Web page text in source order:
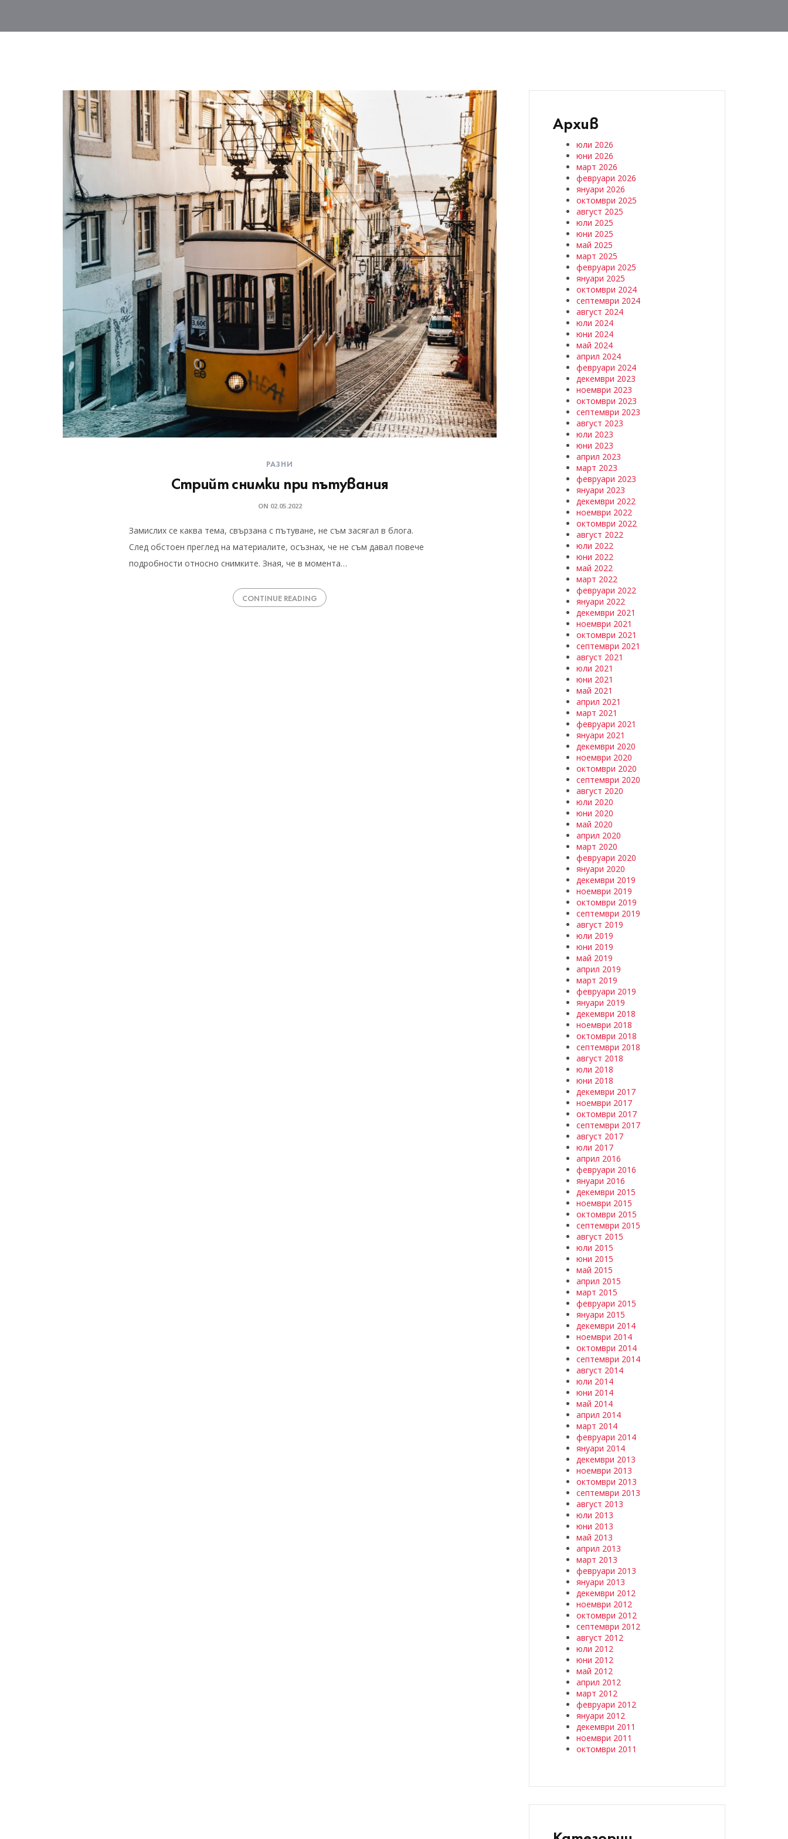
РАЗНИ
Стрийт снимки при пътувания
ON 02.05.2022
Замислих се каква тема, свързана с пътуване, не съм засягал в блога.
След обстоен преглед на материалите, осъзнах, че не съм давал повече
подробности относно снимките. Зная, че в момента…
CONTINUE READING
Архив
юли 2026
юни 2026
март 2026
февруари 2026
януари 2026
октомври 2025
август 2025
юли 2025
юни 2025
май 2025
март 2025
февруари 2025
януари 2025
октомври 2024
септември 2024
август 2024
юли 2024
юни 2024
май 2024
април 2024
февруари 2024
декември 2023
ноември 2023
октомври 2023
септември 2023
август 2023
юли 2023
юни 2023
април 2023
март 2023
февруари 2023
януари 2023
декември 2022
ноември 2022
октомври 2022
август 2022
юли 2022
юни 2022
май 2022
март 2022
февруари 2022
януари 2022
декември 2021
ноември 2021
октомври 2021
септември 2021
август 2021
юли 2021
юни 2021
май 2021
април 2021
март 2021
февруари 2021
януари 2021
декември 2020
ноември 2020
октомври 2020
септември 2020
август 2020
юли 2020
юни 2020
май 2020
април 2020
март 2020
февруари 2020
януари 2020
декември 2019
ноември 2019
октомври 2019
септември 2019
август 2019
юли 2019
юни 2019
май 2019
април 2019
март 2019
февруари 2019
януари 2019
декември 2018
ноември 2018
октомври 2018
септември 2018
август 2018
юли 2018
юни 2018
декември 2017
ноември 2017
октомври 2017
септември 2017
август 2017
юли 2017
април 2016
февруари 2016
януари 2016
декември 2015
ноември 2015
октомври 2015
септември 2015
август 2015
юли 2015
юни 2015
май 2015
април 2015
март 2015
февруари 2015
януари 2015
декември 2014
ноември 2014
октомври 2014
септември 2014
август 2014
юли 2014
юни 2014
май 2014
април 2014
март 2014
февруари 2014
януари 2014
декември 2013
ноември 2013
октомври 2013
септември 2013
август 2013
юли 2013
юни 2013
май 2013
април 2013
март 2013
февруари 2013
януари 2013
декември 2012
ноември 2012
октомври 2012
септември 2012
август 2012
юли 2012
юни 2012
май 2012
април 2012
март 2012
февруари 2012
януари 2012
декември 2011
ноември 2011
октомври 2011